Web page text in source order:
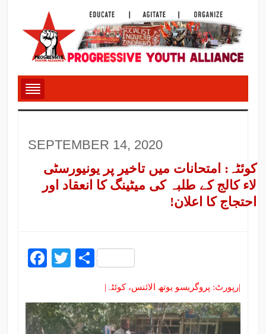
SEPTEMBER 14, 2020
کوئٹہ: امتحانات میں تاخیر پر یونیورسٹی
لاء کالج کے طلبہ کی میٹینگ کا انعقاد اور
احتجاج کا اعلان!
Facebook
Twitter
Share
|رپورٹ: پروگریسو یوتھ الائنس، کوئٹہ|